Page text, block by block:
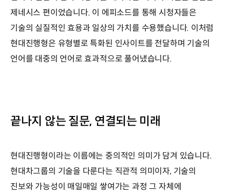
제네시스 편이었습니다. 이 에피소드를 통해 시청자들은
기술의 실질적인 효용과 일상의 가치를 수용했습니다. 이처럼
현대진행형은 유형별로 특화된 인사이트를 전달하며 기술의
언어를 대중의 언어로 효과적으로 풀어냈습니다.
끝나지 않는 질문, 연결되는 미래
현대진행형이라는 이름에는 중의적인 의미가 담겨 있습니다.
현대차그룹의 기술을 다룬다는 직관적 의미이자, 기술의
진보와 가능성이 매일매일 쌓여가는 과정 그 자체에